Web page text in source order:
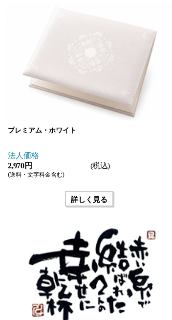
プレミアム・ホワイト
法人価格
2,970 円
(税込)
(送料・文字料金含む)
詳しく見る